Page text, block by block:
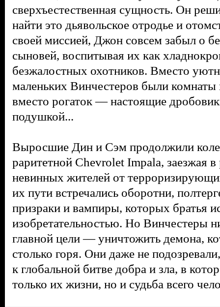
сверхъестественная сущность. Он
найти это дьявольское отродье и
своей миссией, Джон совсем забыл о
сыновей, воспитывая их как
безжалостных охотников. Вместо
маленьких Винчестеров были комнаты
вместо рогаток — настоящие
подушкой...
Выросшие Дин и Сэм продолжили
раритетной Chevrolet Impala, заезжая в
невинных жителей от
их пути встречались оборотни,
призраки и вампиры, которых братья
изобретательностью. Но Винчестеры
главной цели — уничтожить демона,
столько горя. Они даже не
к глобальной битве добра и зла, в
только их жизни, но и судьба всего